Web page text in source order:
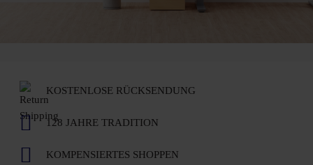
KOSTENLOSE RÜCKSENDUNG
128 JAHRE TRADITION
KOMPENSIERTES SHOPPEN